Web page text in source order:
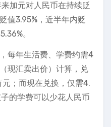
加元对人民币在持续贬
值3.95%，近半年内贬
。
每年生活费、学费约需4
现汇卖出价）计算，兑
；而现在兑换，仅需4.
的学费可以少花人民币